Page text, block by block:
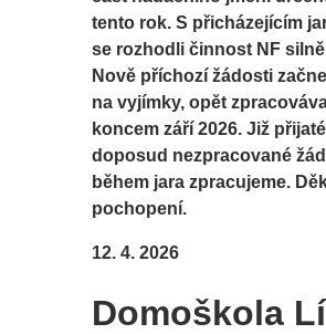
tento rok. S přicházejícím
se rozhodli činnost NF
Nově příchozí žádosti
na vyjímky, opět
koncem září 2026. Již
doposud nezpracované
během jara zpracujeme.
pochopení.
12. 4. 2026
Domoškola